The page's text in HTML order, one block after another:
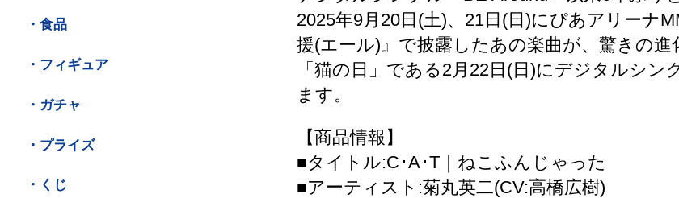
2025年9月20日(土)、21日(日)にぴあアリーナ
援(エール)』で披露したあの楽曲が、驚きの進
「猫の日」である2月22日(日)にデジタルシ
ます。
【商品情報】
■タイトル:C･A･T｜ねこふんじゃった
■アーティスト:菊丸英二(CV:高橋広樹)
・食品
・フィギュア
・ガチャ
・プライズ
・くじ